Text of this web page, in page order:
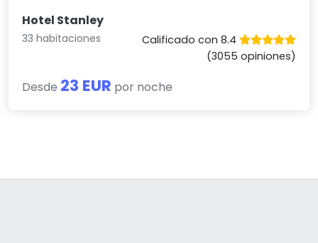
Hotel Stanley
33 habitaciones
Calificado con 8.4
(3055 opiniones)
Desde 23 EUR por noche